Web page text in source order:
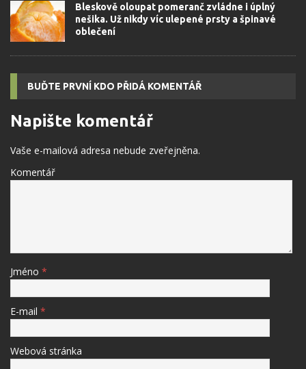
Bleskově oloupat pomeranč zvládne i úplný
nešika. Už nikdy víc ulepené prsty a špinavé
oblečení
BUĎTE PRVNÍ KDO PŘIDÁ KOMENTÁŘ
Napište komentář
Vaše e-mailová adresa nebude zveřejněna.
Komentář
Jméno *
E-mail *
Webová stránka